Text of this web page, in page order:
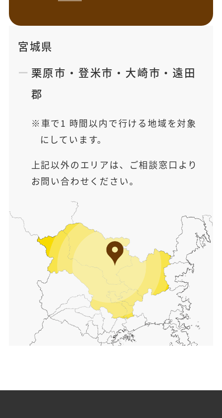
宮城県
栗原市 ・ 登米市 ・ 大崎市 ・ 遠田
郡
車で1 時間以内で行ける地域を対象
にしています。
上記以外のエリアは、ご相談窓口より
お問い合わせください。